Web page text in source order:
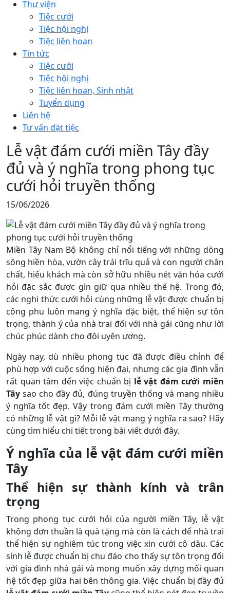
Thư viện
Tiệc cưới
Tiệc hội nghị
Tiệc liên hoan
Tin tức
Tiệc cưới
Tiệc hội nghị
Tiệc liên hoan, Sinh nhật
Tuyển dụng
Liên hệ
Tư vấn đặt tiệc
Lễ vật đám cưới miền Tây đầy
đủ và ý nghĩa trong phong tục
cưới hỏi truyền thống
15/06/2026
Miền Tây Nam Bộ không chỉ nổi tiếng với những dòng
sông hiền hòa, vườn cây trái trĩu quả và con người chân
chất, hiếu khách mà còn sở hữu nhiều nét văn hóa cưới
hỏi đặc sắc được gìn giữ qua nhiều thế hệ. Trong đó,
các nghi thức cưới hỏi cùng những lễ vật được chuẩn bị
công phu luôn mang ý nghĩa đặc biệt, thể hiện sự tôn
trọng, thành ý của nhà trai đối với nhà gái cũng như lời
chúc phúc dành cho đôi uyên ương.
Ngày nay, dù nhiều phong tục đã được điều chỉnh để
phù hợp với cuộc sống hiện đại, nhưng các gia đình vẫn
rất quan tâm đến việc chuẩn bị lễ vật đám cưới miền
Tây sao cho đầy đủ, đúng truyền thống và mang nhiều
ý nghĩa tốt đẹp. Vậy trong đám cưới miền Tây thường
có những lễ vật gì? Mỗi lễ vật mang ý nghĩa ra sao? Hãy
cùng tìm hiểu chi tiết trong bài viết dưới đây.
Ý nghĩa của lễ vật đám cưới miền
Tây
Thể hiện sự thành kính và trân
trọng
Trong phong tục cưới hỏi của người miền Tây, lễ vật
không đơn thuần là quà tặng mà còn là cách để nhà trai
thể hiện sự nghiêm túc trong việc xin cưới cô dâu. Các
sính lễ được chuẩn bị chu đáo cho thấy sự tôn trọng đối
với gia đình nhà gái và mong muốn xây dựng mối quan
hệ tốt đẹp giữa hai bên thông gia. Việc chuẩn bị đầy đủ